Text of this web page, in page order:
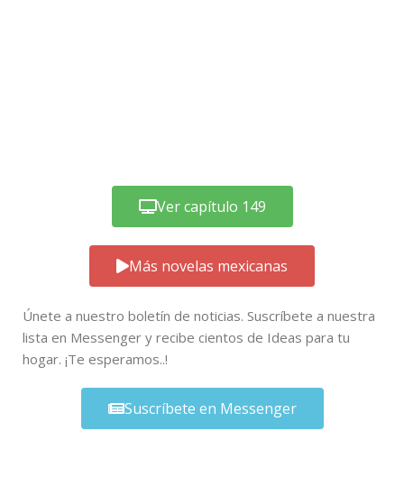
Ver capítulo 149
Más novelas mexicanas
Únete a nuestro boletín de noticias. Suscríbete a nuestra
lista en Messenger y recibe cientos de Ideas para tu
hogar. ¡Te esperamos..!
Suscríbete en Messenger